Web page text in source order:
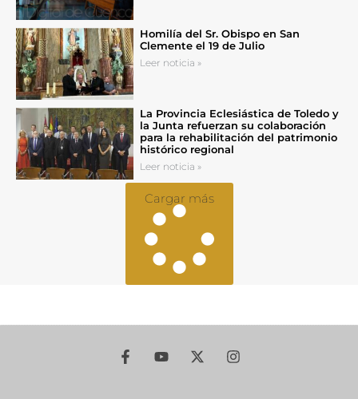
Homilía del Sr. Obispo en San
Clemente el 19 de Julio
Leer noticia »
La Provincia Eclesiástica de Toledo y
la Junta refuerzan su colaboración
para la rehabilitación del patrimonio
histórico regional
Leer noticia »
Cargar más